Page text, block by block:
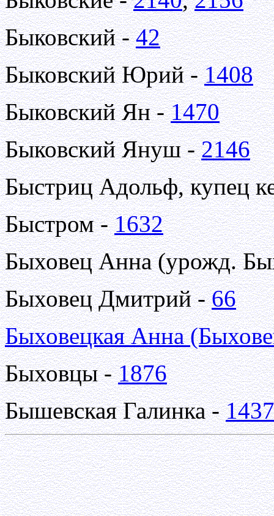
Быковский -42
Быковский Юрий -1408
Быковский Ян -1470
Быковский Януш -2146
Быстриц Адольф, купец
Быстром -1632
Быховец Анна (урожд.
Быховец Дмитрий -66
Быховецкая Анна
Быховцы -1876
Бышевская Галинка -1437